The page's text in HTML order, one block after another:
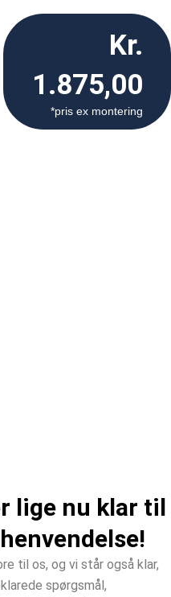
Kr.
1.875,00
*pris ex montering
lige nu klar til
til os, og vi står også klar,
spørgsmål,